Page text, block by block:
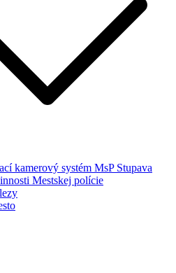
kamerový systém MsP Stupava
Mestskej polície